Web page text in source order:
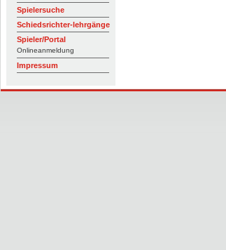
Spielersuche
Schiedsrichter-lehrgänge
Spieler/Portal
Onlineanmeldung
Impressum